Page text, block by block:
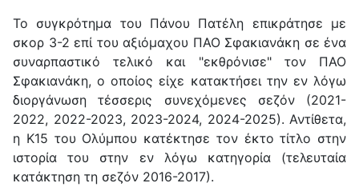
Το συγκρότημα του Πάνου Πατέλη επικράτησε με
σκορ 3-2 επί του αξιόμαχου ΠΑΟ Σφακιανάκη σε ένα
συναρπαστικό τελικό και "εκθρόνισε" τον ΠΑΟ
Σφακιανάκη, ο οποίος είχε κατακτήσει την εν λόγω
διοργάνωση τέσσερις συνεχόμενες σεζόν (2021-
2022, 2022-2023, 2023-2024, 2024-2025). Αντίθετα,
η Κ15 του Ολύμπου κατέκτησε τον έκτο τίτλο στην
ιστορία του στην εν λόγω κατηγορία (τελευταία
κατάκτηση τη σεζόν 2016-2017).